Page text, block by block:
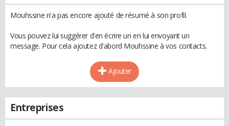
Mouhssine n'a pas encore ajouté de résumé à son profil.
Vous pouvez lui suggérer d'en écrire un en lui envoyant un
message. Pour cela ajoutez d'abord Mouhssine à vos contacts.
Ajouter
Entreprises